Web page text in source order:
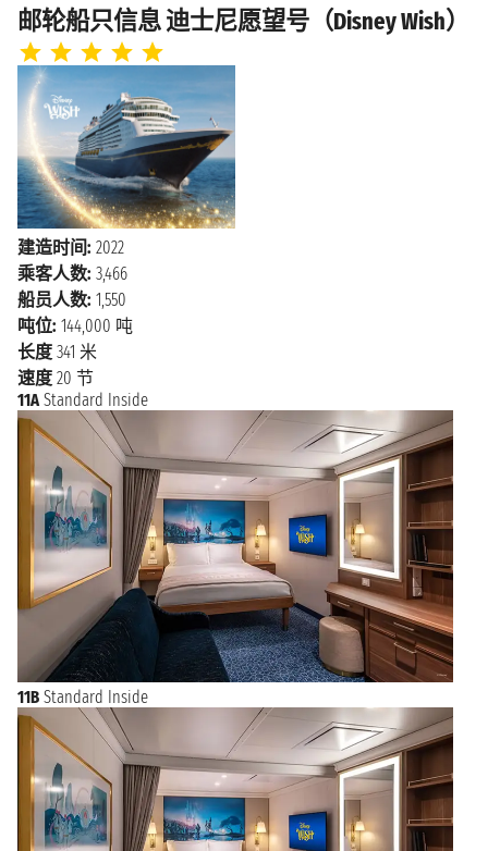
南安普敦旅行指南 ：目的地和体验
在从南安普敦出发的邮轮上，必去的目的地包括都都铎
之家及花园(Tudor House and Garden) ，这是一处古迹同
时也是博物馆，以引人入胜的方式介绍南安普敦的历
史。 这座历史建筑可以让人看到16世纪的生活，还有历
史悠久的城墙，让您一窥这座城市 的另一种风貌。南
安普顿也是泰坦尼克号的故乡，所以不要错过海洋城市
博物馆，该 博物馆是为了纪念那艘沉没的著名邮轮，
而泰坦尼克号工程师纪念馆则是为了纪念在 船上工作
的工程师们。购物爱好者可以前往Westquay，这里是该
地区最有名的购物中 心，有许多餐馆和商店。在美食
方面，在南安普敦您可以试试当地美食包括鱼肉馅饼
Stargazy Pie、怀特岛羊肉和来自英格兰南部的典型香肠
Black Pudding。
邮轮船只信息 迪士尼愿望号（Disney Wish）
建造时间: 2022
乘客人数: 3,466
船员人数: 1,550
吨位: 144,000 吨
长度 341 米
速度 20 节
11A Standard Inside
11B Standard Inside